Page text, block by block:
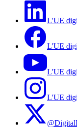
L'UE
L'UE
L'UE
L'UE